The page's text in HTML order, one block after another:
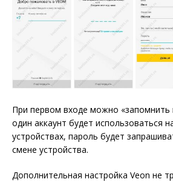
При первом входе можно «запомнить
один аккаунт будет использоваться
устройствах, пароль будет
смене устройства.
Дополнительная настройка Veon не